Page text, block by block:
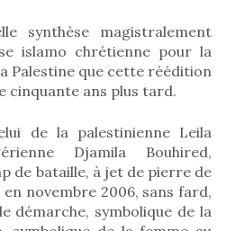
synthèse magistralement
islamo chrétienne pour la
Palestine que cette réédition
cinquante ans plus tard.
de la palestinienne Leila
Djamila Bouhired,
de bataille, à jet de pierre de
novembre 2006, sans fard,
démarche, symbolique de la